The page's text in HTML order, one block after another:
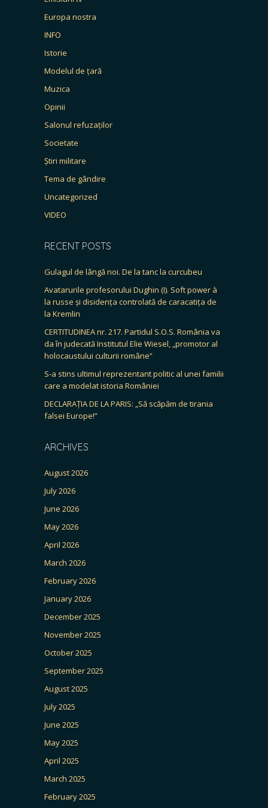
Europa nostra
INFO
Istorie
Modelul de țară
Muzica
Opinii
Salonul refuzaților
Societate
Știri militare
Tema de gândire
Uncategorized
VIDEO
RECENT POSTS
Gulagul de lângă noi. De la tanc la curcubeu
Avatarurile profesorului Dughin (I). Soft power à
la russe și disidența controlată de caracatița de
la Kremlin
CERTITUDINEA nr. 217. Partidul S.O.S. România va
da în judecată Institutul Elie Wiesel, „promotor al
holocaustului culturii române”
S-a stins ultimul reprezentant politic al unei familii
care a modelat istoria României
DECLARAȚIA DE LA PARIS: „Să scăpăm de tirania
falsei Europe!”
ARCHIVES
August 2026
July 2026
June 2026
May 2026
April 2026
March 2026
February 2026
January 2026
December 2025
November 2025
October 2025
September 2025
August 2025
July 2025
June 2025
May 2025
April 2025
March 2025
February 2025